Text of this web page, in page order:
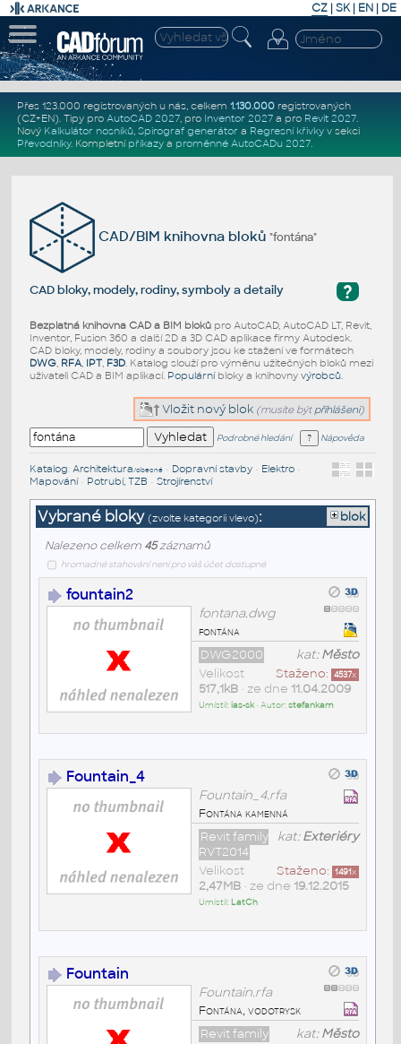
CZ | SK| EN | DE
Přes 123.000 registrovaných u nás, celkem 1.130.000registrovaných
(CZ+EN). Tipy pro AutoCAD 2027, pro Inventor 2027a pro Revit 2027.
Nový Kalkulátor nosníků, Spirograf generátor a Regresní křivkyv sekci
Převodníky. Kompletní příkazya proměnné AutoCADu 2027.
CAD/BIM knihovna bloků"fontána"
?
CAD bloky, modely, rodiny, symboly a detaily
Bezplatná knihovna CAD a BIM blokůpro AutoCAD, AutoCAD LT, Revit,
Inventor, Fusion 360 a další 2D a 3D CAD aplikace firmy Autodesk.
CAD bloky, modely, rodiny a soubory jsou ke stažení ve formátech
DWG, RFA, IPT, F3D. Katalog slouží pro výměnu užitečných bloků mezi
uživateli CAD a BIM aplikací. Populárníbloky a knihovny výrobců.
Vložit nový blok (musíte být přihlášeni)
Podrobné hledání Nápověda
Katalog: Architektura/obecné• Dopravní stavby• Elektro•
Mapování• Potrubí, TZB • Strojírenství
Vybrané bloky (zvolte kategorii vlevo): blok
Nalezeno celkem 45záznamů
hromadné stahování není pro váš účet dostupné
fountain2
fontana.dwg
fontána
kat:Město
DWG2000
Staženo: 4537x
Velikost
517,1kB• ze dne 11.04.2009
Umístil:ias-sk• Autor:stefankam
Fountain_4
Fountain_4.rfa
Fontána kamenná
kat:Exteriéry
Revit family
RVT2014
Staženo: 1491x
Velikost
2,47MB• ze dne 19.12.2015
Umístil: LatCh
Fountain
Fountain.rfa
Fontána, vodotrysk
kat:Město
Revit family